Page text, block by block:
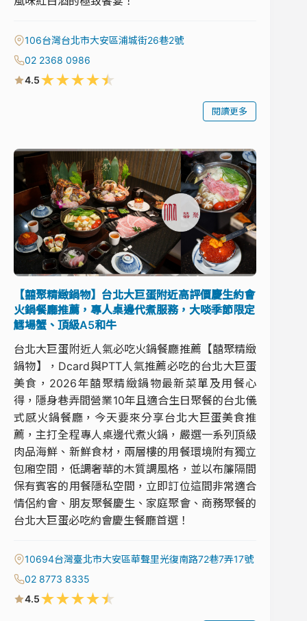
106台灣台北市大安區浦城街26巷2號
02 2368 0986
4.5★★★★★
閱讀更多
【囍聚精緻鍋物】台北大巨蛋附近高評價慶生約會
火鍋餐廳推薦，專人桌邊代煮服務，大啖季節限定
鱈場蟹、頂級A5和牛
台北大巨蛋附近人氣必吃火鍋餐廳推薦【囍聚精緻
鍋物】，Dcard與PTT人氣推薦必吃的台北大巨蛋
美食，2026年囍聚精緻鍋物最新菜單及用餐心
得，隱身巷弄間營業10年且適合生日聚餐的台北儀
式感火鍋餐廳，今天要來分享台北大巨蛋美食推
薦，主打全程專人桌邊代煮火鍋，嚴選一系列頂級
肉品海鮮、新鮮食材，兩層樓的用餐環境附有獨立
包廂空間，低調奢華的木質調風格，並以布簾隔間
保有賓客的用餐隱私空間，立即訂位這間非常適合
情侶約會、朋友聚餐慶生、家庭聚會、商務聚餐的
台北大巨蛋必吃約會慶生餐廳首選！
10694台灣臺北市大安區華聲里光復南路72巷7弄17號
02 8773 8335
4.5★★★★★